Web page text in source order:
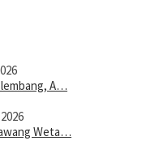
A…
Weta…